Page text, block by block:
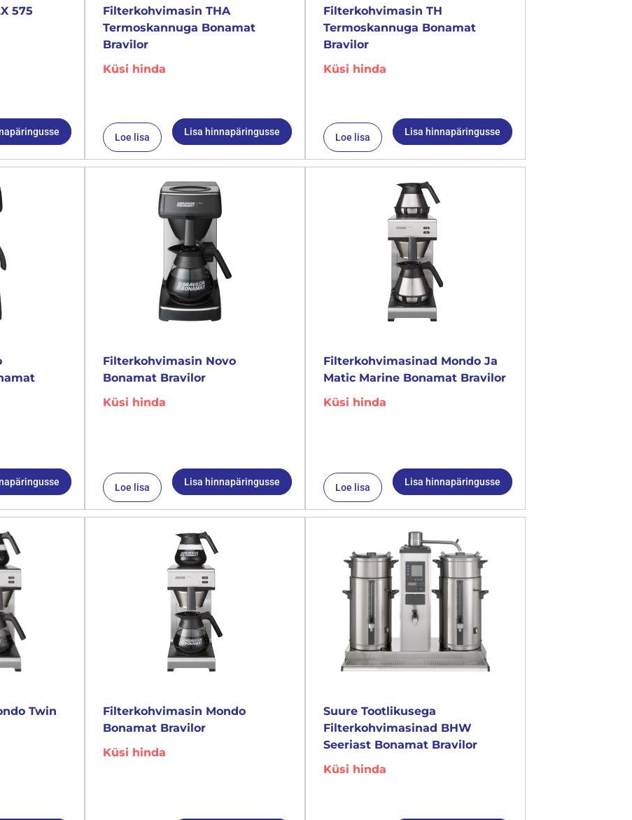
575
Filterkohvimasin THA
Termoskannuga Bonamat
Bravilor
Küsi hinda
Loe lisa Lisa hinnapäringusse
Filterkohvimasin TH
Termoskannuga Bonamat
Bravilor
Küsi hinda
Loe lisa Lisa hinnapäringusse
Filterkohvimasin Novo
Bonamat Bravilor
Küsi hinda
Loe lisa Lisa hinnapäringusse
Filterkohvimasinad Mondo Ja
Matic Marine Bonamat Bravilor
Küsi hinda
Loe lisa Lisa hinnapäringusse
Twin
Filterkohvimasin Mondo
Bonamat Bravilor
Küsi hinda
Suure Tootlikusega
Filterkohvimasinad BHW
Seeriast Bonamat Bravilor
Küsi hinda